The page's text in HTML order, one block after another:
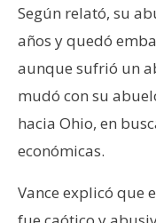
Según relató, su
años y quedó
aunque sufrió un
mudó con su
hacia Ohio, en
económicas.
Vance explicó que